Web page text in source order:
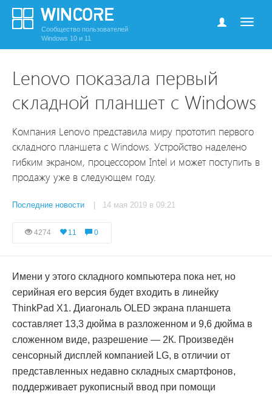
Сообщество пользователей
Windows 10 и 11
Lenovo показала первый
складной планшет с Windows
Компания Lenovo представила миру прототип первого
складного планшета с Windows. Устройство наделено
гибким экраном, процессором Intel и может поступить в
продажу уже в следующем году.
Последние новости | 14 мая 2019 в 09:21
4274 11 0
Имени у этого складного компьютера пока нет, но
серийная его версия будет входить в линейку
ThinkPad X1. Диагональ OLED экрана планшета
составляет 13,3 дюйма в разложенном и 9,6 дюйма в
сложенном виде, разрешение — 2К. Произведён
сенсорный дисплей компанией LG, в отличии от
представленных недавно складных смартфонов,
поддерживает рукописный ввод при помощи